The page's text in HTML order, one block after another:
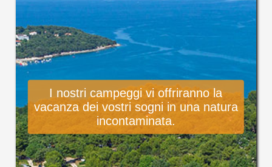
I nostri campeggi vi offriranno la
vacanza dei vostri sogni in una natura
incontaminata.